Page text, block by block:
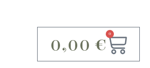
0,00€ 0